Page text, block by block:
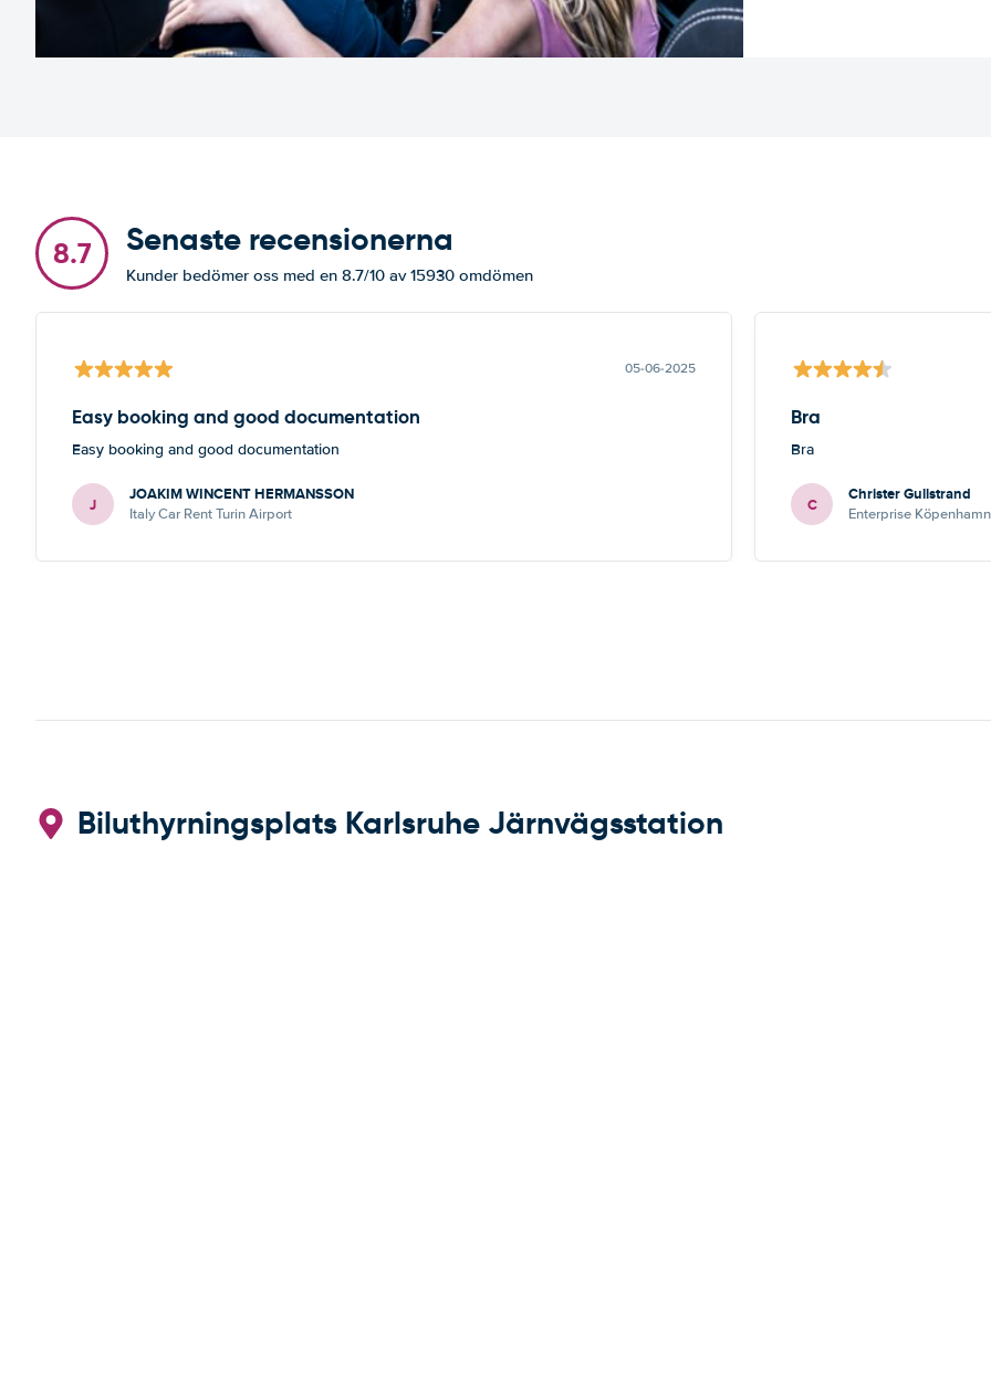
8.7 Senaste recensionerna
Kunder bedömer oss med en 8.7/10 av 15930 omdömen
05-06-2025
Easy booking and good documentation
Easy booking and good documentation
J JOAKIM WINCENT HERMANSSON
Italy Car Rent Turin Airport
Bra
Bra
C Christer Gullstrand
Enterprise
Biluthyrningsplats Karlsruhe Järnvägsstation